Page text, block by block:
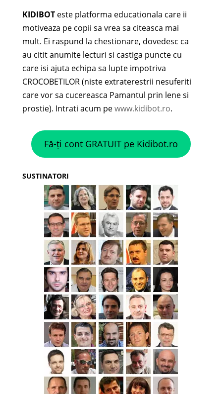
KIDIBOTeste platforma educationala care ii
motiveaza pe copii sa vrea sa citeasca mai
mult. Ei raspund la chestionare, dovedesc ca
au citit anumite lecturi si castiga puncte cu
care isi ajuta echipa sa lupte impotriva
CROCOBETILOR (niste extraterestrii nesuferiti
care vor sa cucereasca Pamantul prin lene si
prostie). Intrati acum pewww.kidibot.ro.
Fă-ți cont GRATUIT pe Kidibot.ro
SUSTINATORI